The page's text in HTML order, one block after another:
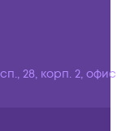
28, корп. 2,